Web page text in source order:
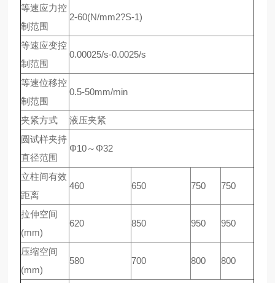
等速应力控
制范围
2-60(N/mm2?S-1)
等速应变控
制范围
0.00025/s-0.0025/s
等速位移控
制范围
0.5-50mm/min
夹紧方式
液压夹紧
圆试样夹持
直径范围
Φ10～Φ32
立柱间有效
距离
460 650 750 750
拉伸空间
(mm)
620 850 950 950
压缩空间
(mm)
580 700 800 800